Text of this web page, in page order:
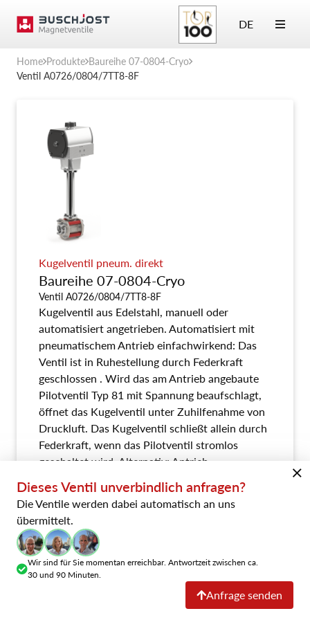
DE
Home Produkte Baureihe 07-0804-Cryo
Ventil A0726/0804/7TT8-8F
Kugelventil pneum. direkt
Baureihe 07-0804-Cryo
Ventil A0726/0804/7TT8-8F
Kugelventil aus Edelstahl, manuell oder
automatisiert angetrieben. Automatisiert mit
pneumatischem Antrieb einfachwirkend: Das
Ventil ist in Ruhestellung durch Federkraft
geschlossen . Wird das am Antrieb angebaute
Pilotventil Typ 81 mit Spannung beaufschlagt,
öffnet das Kugelventil unter Zuhilfenahme von
Druckluft. Das Kugelventil schließt allein durch
Federkraft, wenn das Pilotventil stromlos
geschaltet wird. Alternativ: Antrieb
Handhebel. Ventil geeignet für LN2 - LOx,
gereinigt und entfettet.
Datenblatt explizit
Dieses Ventil unverbindlich anfragen?
Die Ventile werden dabei automatisch an uns
übermittelt.
Wir sind für Sie momentan erreichbar. Antwortzeit zwischen ca.
30 und 90 Minuten.
Anfrage senden